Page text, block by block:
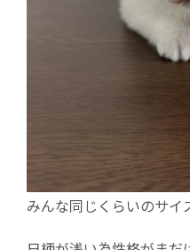
みんな同じくらいのサイ